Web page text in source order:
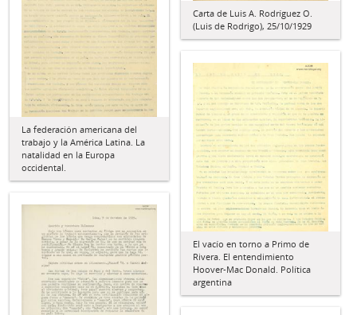
Carta de Luis A. Rodríguez O.
(Luis de Rodrigo), 25/10/1929
La federación americana del
trabajo y la América Latina. La
natalidad en la Europa
occidental.
El vacío en torno a Primo de
Rivera. El entendimiento
Hoover-Mac Donald. Política
argentina